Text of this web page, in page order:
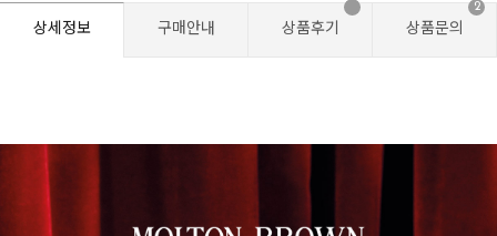
상세정보 구매안내 상품후기 상품문의
2